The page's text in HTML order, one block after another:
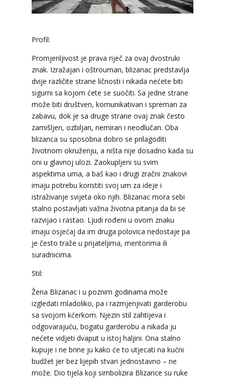
Profil:
Promjenljivost je prava riječ za ovaj dvostruki
znak. Izražajan i oštrouman, blizanac predstavlja
dvije različite strane ličnosti i nikada nećete biti
sigurni sa kojom ćete se suočiti. Sa jedne strane
može biti društven, komunikativan i spreman za
zabavu, dok je sa druge strane ovaj znak često
zamišljen, ozbiljan, nemiran i neodlučan. Oba
blizanca su sposobna dobro se prilagoditi
životnom okruženju, a ništa nije dosadno kada su
oni u glavnoj ulozi. Zaokupljeni su svim
aspektima uma, a baš kao i drugi zračni znakovi
imaju potrebu koristiti svoj um za ideje i
istraživanje svijeta oko njih. Blizanac mora sebi
stalno postavljati važna životna pitanja da bi se
razvijao i rastao. Ljudi rođeni u ovom znaku
imaju osjećaj da im druga polovica nedostaje pa
je često traže u prijateljima, mentorima ili
suradnicima.
Stil:
Žena Blizanac i u poznim godinama može
izgledati mladoliko, pa i razmjenjivati garderobu
sa svojom kćerkom. Njezin stil zahtijeva i
odgovarajuću, bogatu garderobu a nikada ju
nećete vidjeti dvaput u istoj haljini. Ona stalno
kupuje i ne brine ju kako će to utjecati na kućni
budžet jer bez lijepih stvari jednostavno – ne
može. Dio tijela koji simbolizira Blizance su ruke